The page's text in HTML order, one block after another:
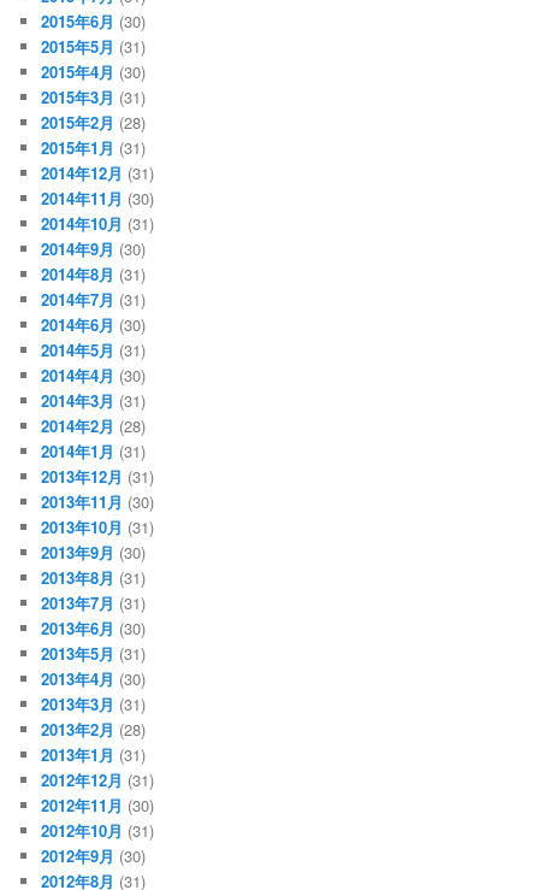
2015年6月 (30)
2015年5月 (31)
2015年4月 (30)
2015年3月 (31)
2015年2月 (28)
2015年1月 (31)
2014年12月 (31)
2014年11月 (30)
2014年10月 (31)
2014年9月 (30)
2014年8月 (31)
2014年7月 (31)
2014年6月 (30)
2014年5月 (31)
2014年4月 (30)
2014年3月 (31)
2014年2月 (28)
2014年1月 (31)
2013年12月 (31)
2013年11月 (30)
2013年10月 (31)
2013年9月 (30)
2013年8月 (31)
2013年7月 (31)
2013年6月 (30)
2013年5月 (31)
2013年4月 (30)
2013年3月 (31)
2013年2月 (28)
2013年1月 (31)
2012年12月 (31)
2012年11月 (30)
2012年10月 (31)
2012年9月 (30)
2012年8月 (31)